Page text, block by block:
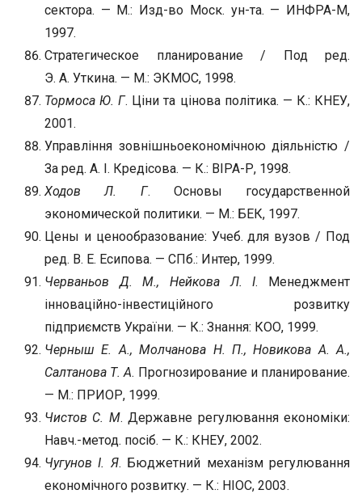
сектора. — М.: Изд-во Моск. ун-та. — ИНФРА-М,
1997.
Стратегическое планирование / Под ред.
Э. А. Уткина. — М.: ЭКМОС, 1998.
Тормоса Ю. Г. Ціни та цінова політика. — К.: КНЕУ,
2001.
Управління зовнішньоекономічною діяльністю /
За ред. А. І. Кредісова. — К.: ВІРА-Р, 1998.
Ходов Л. Г. Основы государственной
экономической политики. — М.: БЕК, 1997.
Цены и ценообразование: Учеб. для вузов / Под
ред. В. Е. Есипова. — СПб.: Интер, 1999.
Черваньов Д. М., Нейкова Л. І. Менеджмент
інноваційно-інвестиційного розвитку
підприємств України. — К.: Знання: КОО, 1999.
Черныш Е. А., Молчанова Н. П., Новикова А. А.,
Салтанова Т. А. Прогнозирование и планирование.
— М.: ПРИОР, 1999.
Чистов С. М. Державне регулювання економіки:
Навч.-метод. посіб. — К.: КНЕУ, 2002.
Чугунов І. Я. Бюджетний механізм регулювання
економічного розвитку. — К.: НІОС, 2003.